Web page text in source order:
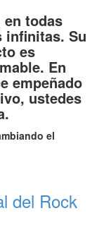
todas
infinitas. Su
es
En
empeñado
ustedes
el
del Rock